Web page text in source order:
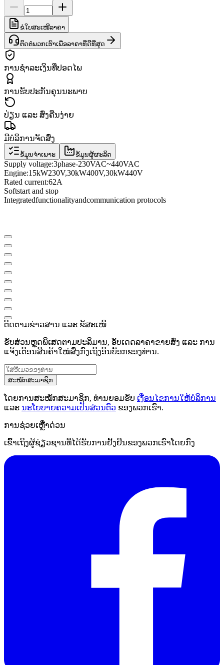
ຂໍໃບສະເໜີລາຄາ
ຕິດຕໍ່ພວກເຮົາເພື່ອລາຄາທີ່ດີທີ່ສຸດ
ການຊຳລະເງິນທີ່ປອດໄພ
ການຮັບປະກັນຄຸນນະພາບ
ປ່ຽນ ແລະ ສົ່ງຄືນງ່າຍ
ມີບໍລິການຈັດສົ່ງ
ຂໍ້ມູນຈຳເພາະ ຂໍ້ມູນຜູ້ຜະລິດ
Supply voltage:3phase-230VAC~440VAC
Engine:15kW230V,30kW400V,30kW440V
Rated current:62A
Softstart and stop
Integratedfunctionalityandcommunication protocols
ຕິດຕາມຂ່າວສານ ແລະ ຂໍ້ສະເໜີ
ຮັບສ່ວນຫຼຸດພິເສດຕາມປະລິມານ, ອັບເດດລາຄາຂາຍສົ່ງ ແລະ ການ
ແຈ້ງເຕືອນສິນຄ້າໃໝ່ສົ່ງກົງເຖິງອິນບັອກຂອງທ່ານ.
ສະໝັກສະມາຊິກ
ໂດຍການສະໝັກສະມາຊິກ, ທ່ານຍອມຮັບ ເງື່ອນໄຂການໃຫ້ບໍລິການ
ແລະ ນະໂຍບາຍຄວາມເປັນສ່ວນຕົວ ຂອງພວກເຮົາ.
ການຊ່ວຍເຫຼືໍາດ່ວນ
ເຂົ້າເຖິງຜູ້ຊ່ຽວຊານທີ່ໄດ້ຮັບການຢັ້ງຢືນຂອງພວກເຮົາໂດຍກົງ